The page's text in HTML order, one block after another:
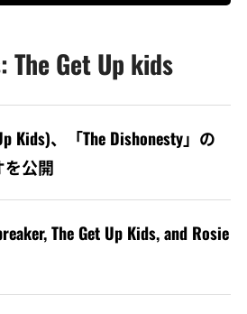
The Get Up kids
Kids)、「The Dishonesty」の
を公開
The Get Up Kids, and Rosie